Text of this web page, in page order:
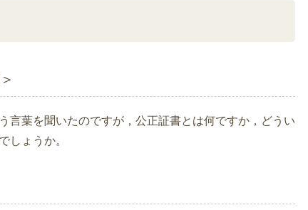
葉を聞いたのですが，公正証書とは何ですか，どうい
しょうか。